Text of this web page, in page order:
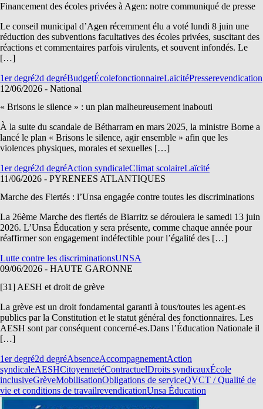
Financement des écoles privées à Agen: notre communiqué de presse
Le conseil municipal d’Agen récemment élu a voté lundi 8 juin une
réduction des subventions facultatives des écoles privées, suscitant des
réactions et commentaires parfois virulents, et souvent infondés. Le
[…]
1er degré2d degréBudgetÉcolefonctionnaireLaïcitéPresserevendication
12/06/2026 - National
« Brisons le silence » : un plan malheureusement inabouti
À la suite du scandale de Bétharram en mars 2025, la ministre Borne a
lancé le plan « Brisons le silence, agir ensemble » afin que les
violences physiques, morales et sexuelles […]
1er degré2d degréAction syndicaleClimat scolaireLaïcité
11/06/2026 - PYRENEES ATLANTIQUES
Marche des Fiertés : l’Unsa engagée contre toutes les discriminations
La 26ème Marche des fiertés de Biarritz se déroulera le samedi 13 juin
2026. L’Unsa Éducation y sera présente, comme chaque année pour
réaffirmer son engagement indéfectible pour l’égalité des […]
Lutte contre les discriminationsUNSA
09/06/2026 - HAUTE GARONNE
[31] AESH et droit de grève
La grève est un droit fondamental garanti à tous/toutes les agent-es
publics par la Constitution et le statut général des fonctionnaires. Les
AESH sont par conséquent concerné-es.Dans l’Éducation Nationale il
[…]
1er degré2d degréAbsenceAccompagnementAction
syndicaleAESHCitoyennetéContractuelDroits syndicauxÉcole
inclusiveGrèveMobilisationObligations de serviceQVCT / Qualité de
vie et conditions de travailrevendicationUnsa Éducation